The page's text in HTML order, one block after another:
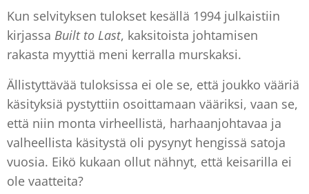
Kun selvityksen tulokset kesällä 1994 julkaistiin
kirjassa Built to Last, kaksitoista johtamisen
rakasta myyttiä meni kerralla murskaksi.
Ällistyttävää tuloksissa ei ole se, että joukko vääriä
käsityksiä pystyttiin osoittamaan vääriksi, vaan se,
että niin monta virheellistä, harhaanjohtavaa ja
valheellista käsitystä oli pysynyt hengissä satoja
vuosia. Eikö kukaan ollut nähnyt, että keisarilla ei
ole vaatteita?